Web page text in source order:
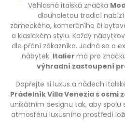
Věhlasná italská značka
dlouholetou tradicí
zámeckého, komerčního či
a klasickém stylu. Každý
dle přání zákazníka. Jedná se o
nábytek. Italier má pro
výhradní zastoupení
Dopřejte si luxus a nádech
Prádelník Villa Venezia s osmi
unikátním designu tak, aby
atmosféru luxusního prostředí